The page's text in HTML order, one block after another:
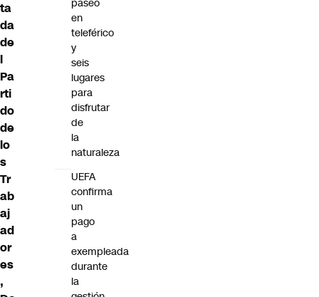
ta
da
de
l
Pa
rti
do
de
lo
s
Tr
ab
aj
ad
or
es
,
paseo
en
teleférico
y
seis
lugares
para
disfrutar
de
la
naturaleza
UEFA
confirma
un
pago
a
exempleada
durante
la